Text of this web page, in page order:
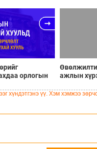
орлогын
ажлын
Дорноговь
үү. Хэм хэмжээ